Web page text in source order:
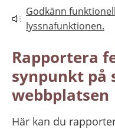
Godkänn
lyssnafunktionen.
Länk till annan
Rapportera
synpunkt på
webbplatsen
Här kan du